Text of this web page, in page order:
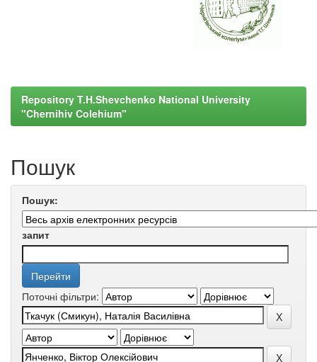
Repository T.H.Shevchenko National University
"Chernihiv Colehium"
Пошук
Пошук:
запит
Поточні фільтри: